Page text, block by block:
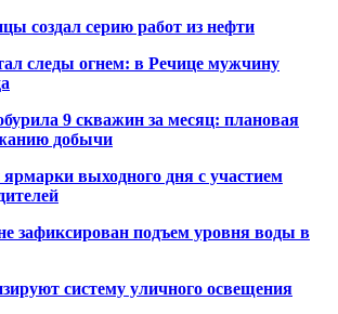
создал серию работ из нефти
следы огнем: в Речице мужчину
9 скважин за месяц: плановая
добычи
выходного дня с участием
зафиксирован подъем уровня воды в
систему уличного освещения